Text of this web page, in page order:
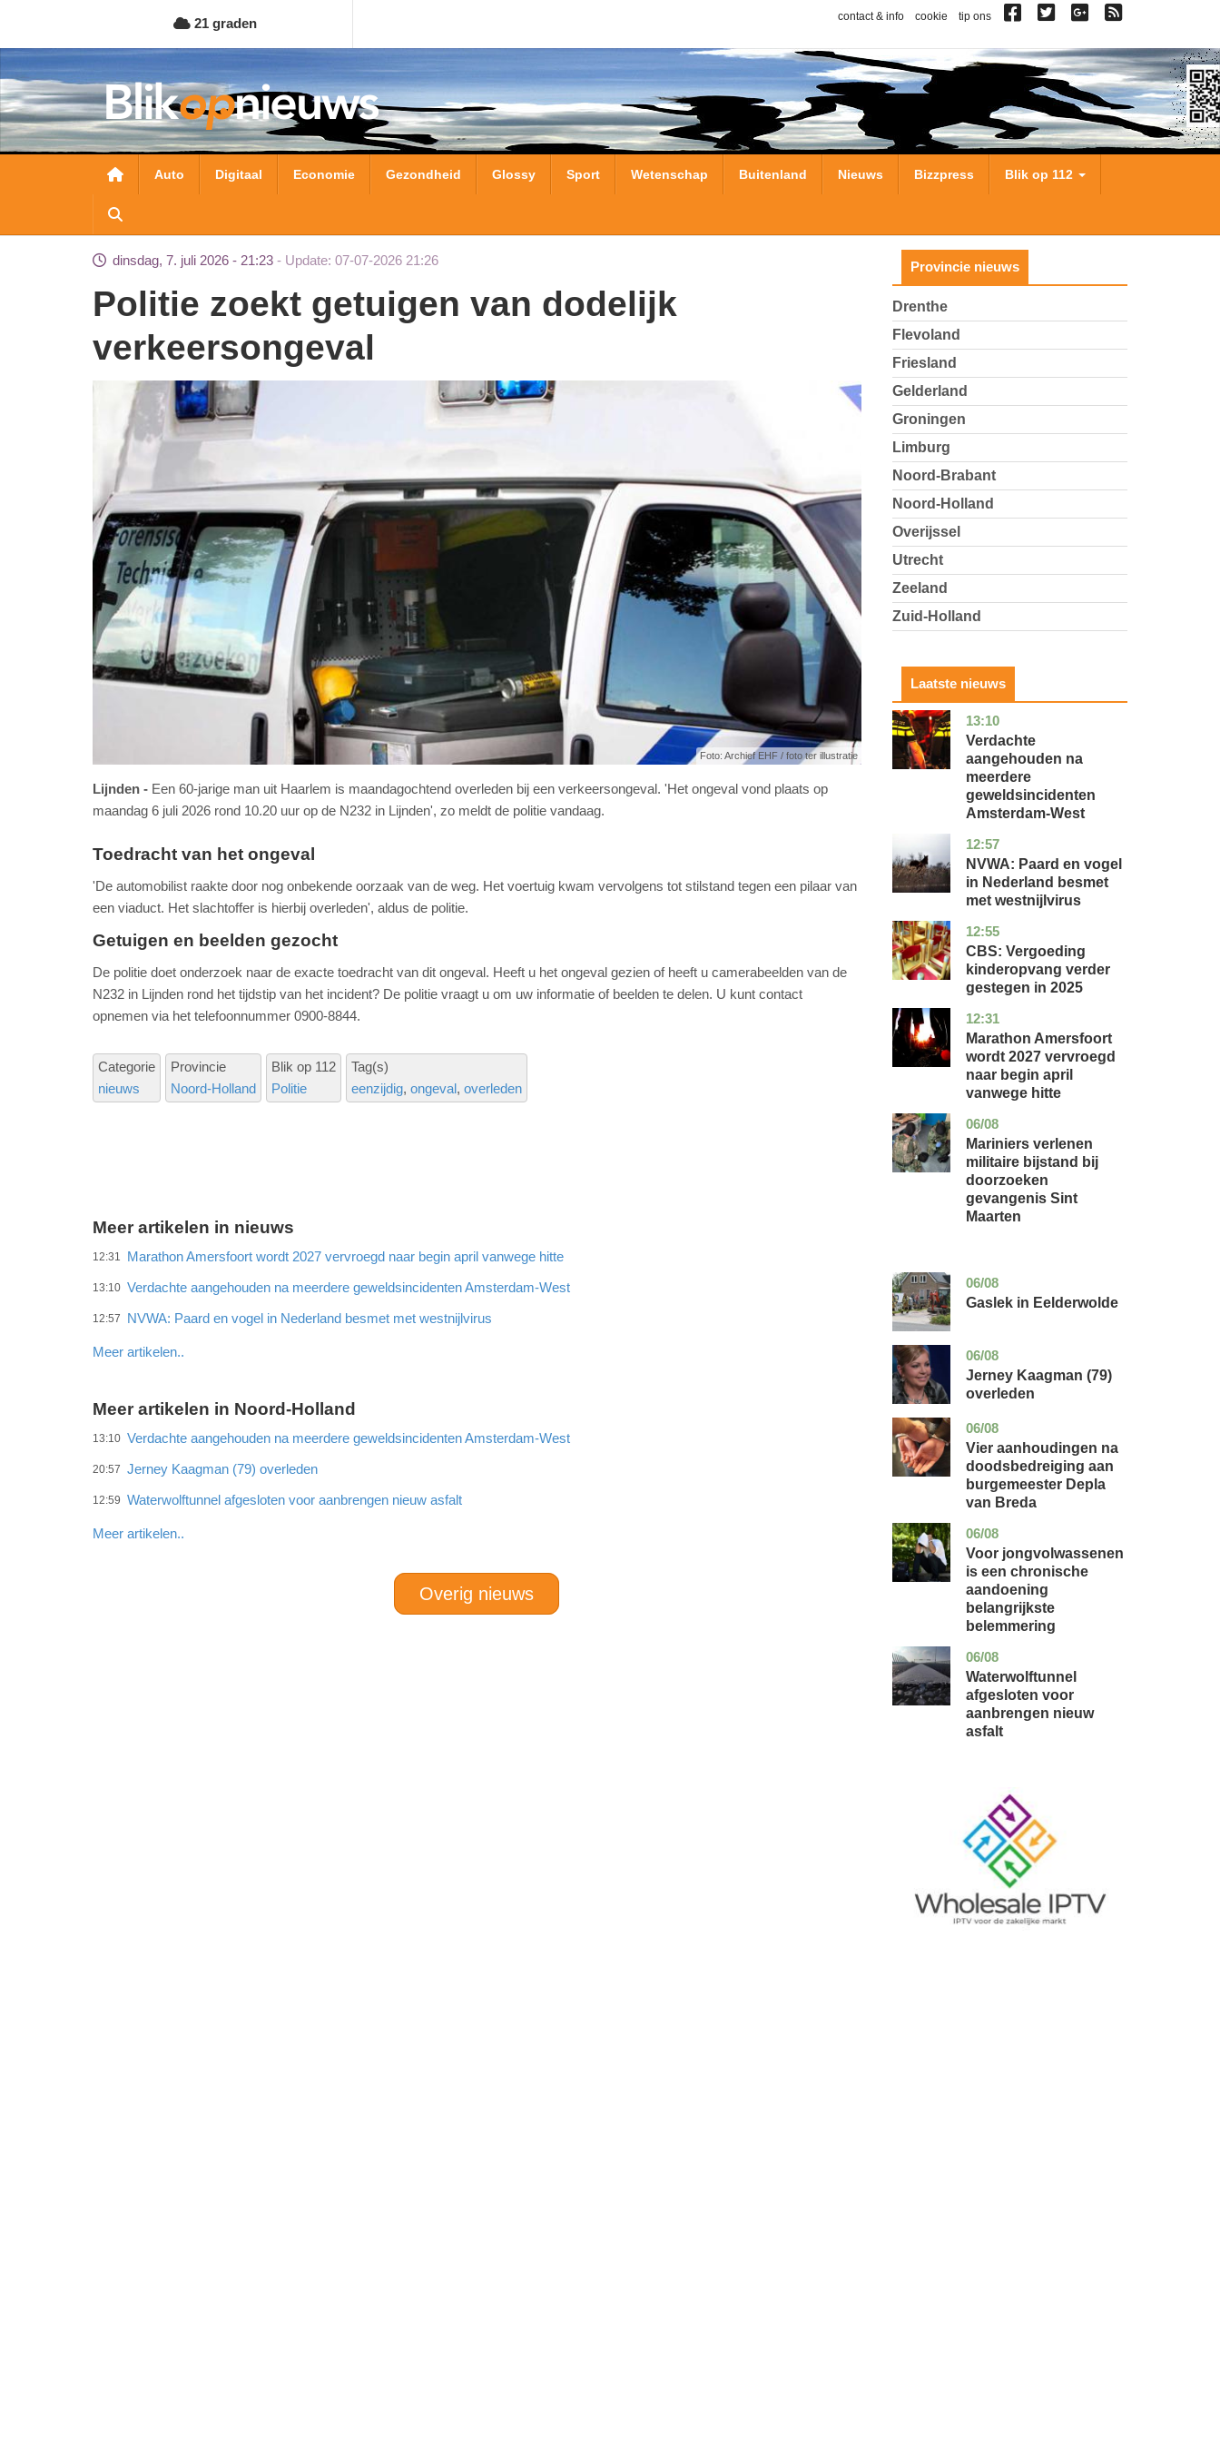
naar
de
inhoud
gaan
21 graden contact & info cookie tip ons
Hoofdnavigatie
Auto Digitaal Economie Gezondheid Glossy Sport Wetenschap Buitenland Nieuws Bizzpress Blik op 112
dinsdag, 7. juli 2026 - 21:23 Update: 07-07-2026 21:26
Politie zoekt getuigen van dodelijk
verkeersongeval
Foto: Archief EHF / foto ter illustratie
Lijnden
Een 60-jarige man uit Haarlem is maandagochtend overleden bij een verkeersongeval. 'Het ongeval vond plaats op
maandag 6 juli 2026 rond 10.20 uur op de N232 in Lijnden', zo meldt de politie vandaag.
Toedracht van het ongeval
'De automobilist raakte door nog onbekende oorzaak van de weg. Het voertuig kwam vervolgens tot stilstand tegen een pilaar van
een viaduct. Het slachtoffer is hierbij overleden', aldus de politie.
Getuigen en beelden gezocht
De politie doet onderzoek naar de exacte toedracht van dit ongeval. Heeft u het ongeval gezien of heeft u camerabeelden van de
N232 in Lijnden rond het tijdstip van het incident? De politie vraagt u om uw informatie of beelden te delen. U kunt contact
opnemen via het telefoonnummer 0900-8844.
Categorie
nieuws
Provincie
Noord-Holland
Blik op 112
Politie
Tag(s)
eenzijdig ongeval overleden
Meer artikelen in nieuws
12:31 Marathon Amersfoort wordt 2027 vervroegd naar begin april vanwege hitte
13:10 Verdachte aangehouden na meerdere geweldsincidenten Amsterdam-West
12:57 NVWA: Paard en vogel in Nederland besmet met westnijlvirus
Meer artikelen..
Meer artikelen in Noord-Holland
13:10 Verdachte aangehouden na meerdere geweldsincidenten Amsterdam-West
20:57 Jerney Kaagman (79) overleden
12:59 Waterwolftunnel afgesloten voor aanbrengen nieuw asfalt
Meer artikelen..
Overig nieuws
Provincie nieuws
Drenthe
Flevoland
Friesland
Gelderland
Groningen
Limburg
Noord-Brabant
Noord-Holland
Overijssel
Utrecht
Zeeland
Zuid-Holland
Laatste nieuws
13:10
noord-
holland
nieuws
Verdachte
aangehouden na
meerdere
geweldsincidenten
Amsterdam-West
12:57
utrecht
nieuws
NVWA: Paard en vogel
in Nederland besmet
met westnijlvirus
12:55
zuid-
holland
economie
CBS: Vergoeding
kinderopvang verder
gestegen in 2025
12:31
utrecht
nieuws
Marathon Amersfoort
wordt 2027 vervroegd
naar begin april
vanwege hitte
06/08
buitenland
Mariniers verlenen
militaire bijstand bij
doorzoeken
gevangenis Sint
Maarten
06/08
drenthe
nieuws
Gaslek in Eelderwolde
06/08
noord-
glossy
Jerney Kaagman (79)
overleden
06/08
noord-
brabant
nieuws
Vier aanhoudingen na
doodsbedreiging aan
burgemeester Depla
van Breda
06/08
utrecht
gezondheid
Voor jongvolwassenen
is een chronische
aandoening
belangrijkste
belemmering
06/08
noord-
holland
nieuws
Waterwolftunnel
afgesloten voor
aanbrengen nieuw
asfalt